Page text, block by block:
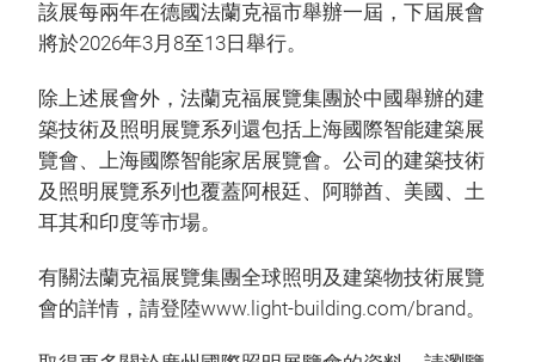
該展每兩年在德國法蘭克福市舉辦一屆，下屆展會
將於2026年3月8至13日舉行。
除上述展會外，法蘭克福展覽集團於中國舉辦的建
築技術及照明展覽系列還包括上海國際智能建築展
覽會、上海國際智能家居展覽會。公司的建築技術
及照明展覽系列也覆蓋阿根廷、阿聯酋、美國、土
耳其和印度等市場。
有關法蘭克福展覽集團全球照明及建築物技術展覽
會的詳情，請登陸www.light-building.com/brand。